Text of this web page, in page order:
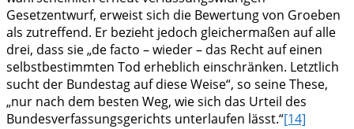
Gesetzentwurf, erweist sich die Bewertung von Groeben
als zutreffend. Er bezieht jedoch gleichermaßen auf alle
drei, dass sie „de facto – wieder – das Recht auf einen
selbstbestimmten Tod erheblich einschränken. Letztlich
sucht der Bundestag auf diese Weise“, so seine These,
„nur nach dem besten Weg, wie sich das Urteil des
Bundesverfassungsgerichts unterlaufen lässt.“[14]